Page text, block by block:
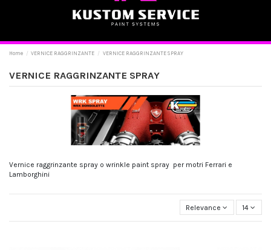
Home VERNICE RAGGRINZANTE VERNICE RAGGRINZANTE SPRAY
VERNICE RAGGRINZANTE SPRAY
Vernice raggrinzante spray o wrinkle paint spray per motri Ferrari e
Lamborghini
Relevance 14